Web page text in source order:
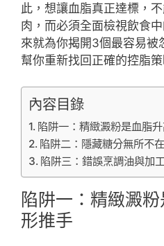
此，想讓血脂真正達標，
肉，而必須全面檢視飲食
來就為你揭開3個最容易被
幫你重新找回正確的控脂策
內容目錄
陷阱一：精緻澱粉是血脂
陷阱二：隱藏糖分無所不
陷阱三：錯誤烹調油與加
陷阱一：精緻澱
形推手